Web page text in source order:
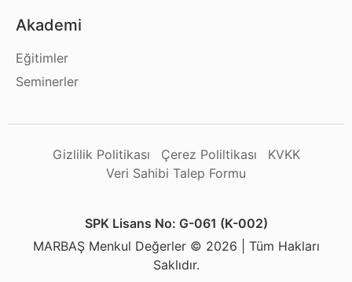
Akademi
Eğitimler
Seminerler
Gizlilik Politikası Çerez Poliltikası
KVKK
Veri Sahibi Talep Formu
SPK Lisans No: G-061 (K-002)
MARBAŞ Menkul Değerler © 2026 | Tüm Hakları
Saklıdır.